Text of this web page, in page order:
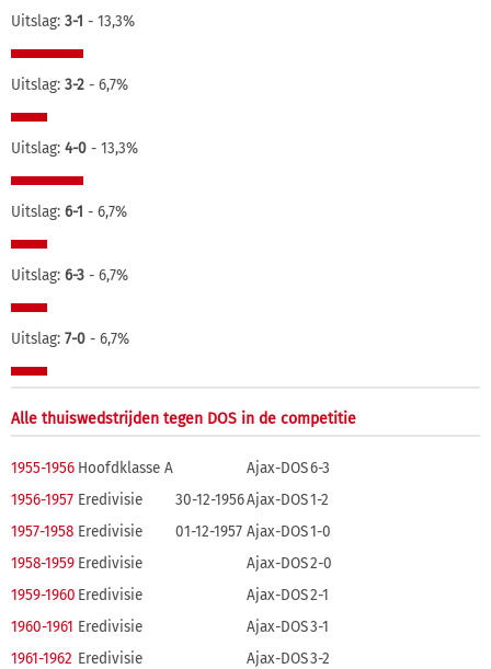
Uitslag: 3-1 - 13,3%
Uitslag: 3-2 - 6,7%
Uitslag: 4-0 - 13,3%
Uitslag: 6-1 - 6,7%
Uitslag: 6-3 - 6,7%
Uitslag: 7-0 - 6,7%
Alle thuiswedstrijden tegen DOS in de competitie
1955-1956 Hoofdklasse A Ajax-DOS6-3
1956-1957 Eredivisie 30-12-1956Ajax-DOS1-2
1957-1958 Eredivisie 01-12-1957 Ajax-DOS1-0
1958-1959 Eredivisie Ajax-DOS2-0
1959-1960 Eredivisie Ajax-DOS2-1
1960-1961 Eredivisie Ajax-DOS3-1
1961-1962 Eredivisie Ajax-DOS3-2